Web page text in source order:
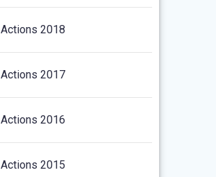
Actions 2018
Actions 2017
Actions 2016
Actions 2015